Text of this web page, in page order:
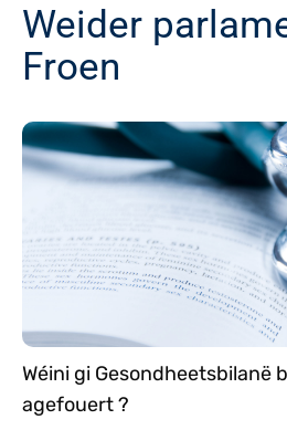
Weider
Froen
Wéini gi Gesondheetsbilanë
agefouert ?